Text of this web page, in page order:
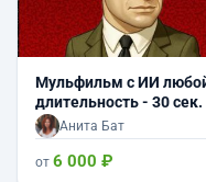
Мульфильм с ИИ
длительность - 30 сек.
Анита Бат
от 6 000 ₽